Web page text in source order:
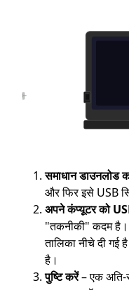
समाधान डाउनलोड
और फिर इसे USB
अपने कंप्यूटर को
"तकनीकी" कदम है।
तालिका नीचे दी
है।
पुष्टि करें– एक अति-